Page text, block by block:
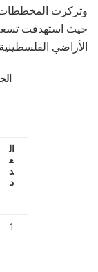
وتركزت المخططات
الأراضي
ال
ع
د
د
1